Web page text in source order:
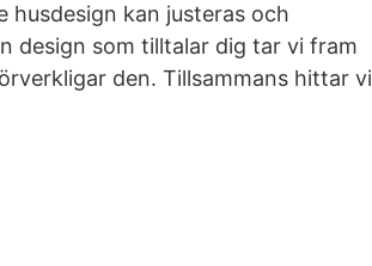
husdesign kan justeras och
design som tilltalar dig tar vi fram
den. Tillsammans hittar vi